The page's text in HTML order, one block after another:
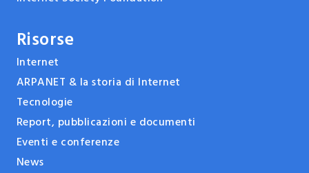
Risorse
Internet
ARPANET & la storia di Internet
Tecnologie
Report, pubblicazioni e documenti
Eventi e conferenze
News